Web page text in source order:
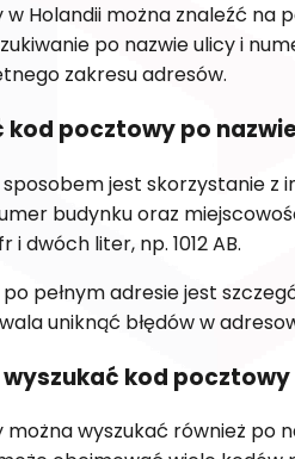
Holandii można znaleźć na
po nazwie ulicy i
zakresu adresów.
kod pocztowy po
jest skorzystanie
budynku oraz
dwóch liter, np. 1012 AB.
pełnym adresie jest
uniknąć błędów w
wyszukać kod
wyszukać również po